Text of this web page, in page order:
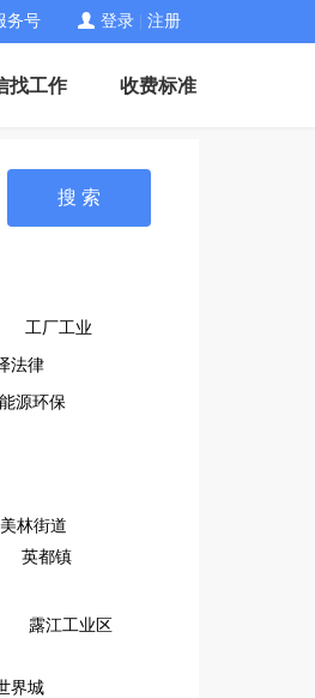
务号 登录 注册
找工作 收费标准
搜 索
工厂工业
法律
能源环保
美林街道
英都镇
露江工业区
界城